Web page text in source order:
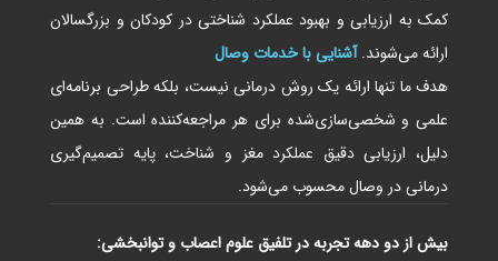
کمک به ارزیابی و بهبود عملکرد شناختی در کودکان و بزرگسالان
ارائه می‌شوند.آشنایی با خدمات وصال
هدف ما تنها ارائه یک روش درمانی نیست، بلکه طراحی برنامه‌ای
علمی و شخصی‌سازی‌شده برای هر مراجعه‌کننده است. به همین
دلیل، ارزیابی دقیق عملکرد مغز و شناخت، پایه تصمیم‌گیری
درمانی در وصال محسوب می‌شود.
بیش از دو دهه تجربه در تلفیق علوم اعصاب و توانبخشی: